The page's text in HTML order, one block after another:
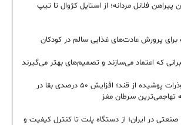
فلانل مردانه؛ از استایل کژوال تا تیپ
که اعتماد می‌سازند و تصمیم‌های بهتر می‌گیرند
درمان نوین با نانوذرات پوشیده از قند؛ افزایش ۵۰ درصدی بقا در
تهاجمی‌ترین سرطان مغز
صنعتی در ایران؛ از دستگاه پلت تا کنترل کیفیت و